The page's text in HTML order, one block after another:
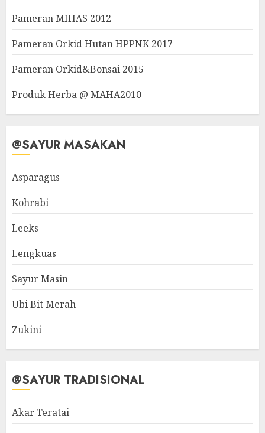
Pameran MIHAS 2012
Pameran Orkid Hutan HPPNK 2017
Pameran Orkid&Bonsai 2015
Produk Herba @ MAHA2010
@SAYUR MASAKAN
Asparagus
Kohrabi
Leeks
Lengkuas
Sayur Masin
Ubi Bit Merah
Zukini
@SAYUR TRADISIONAL
Akar Teratai